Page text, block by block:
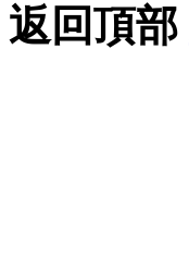
返回頂部